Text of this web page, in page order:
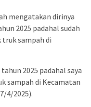
mengatakan dirinya
2025 padahal sudah
truk sampah di
2025 padahal saya
sampah di Kecamatan
4/2025).